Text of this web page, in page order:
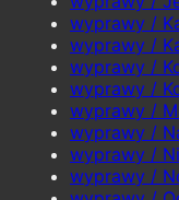
wyprawy /
wyprawy /
wyprawy /
wyprawy /
wyprawy /
wyprawy /
wyprawy /
wyprawy /